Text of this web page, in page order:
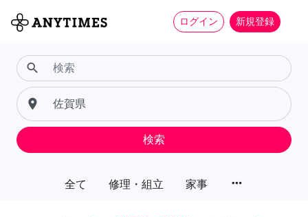
ログイン 新規登録
全て 修理・組立 家事 more_horiz
search
place
検索